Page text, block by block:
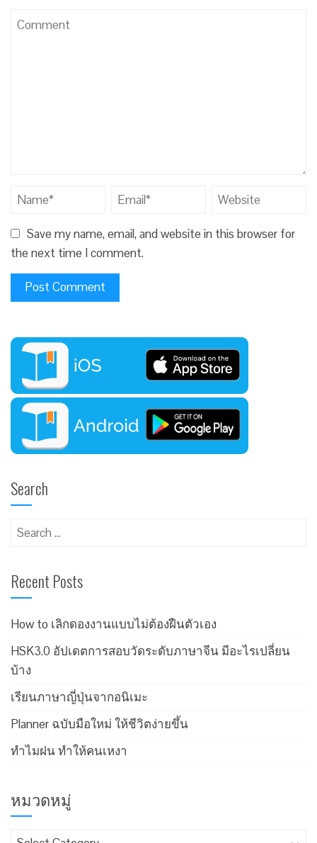
Save my name, email, and website in this browser for
the next time I comment.
Search
Recent Posts
How to เลิกดองงานแบบไม่ต้องฝืนตัวเอง
HSK3.0 อัปเดตการสอบวัดระดับภาษาจีน มีอะไรเปลี่ยน
บ้าง
เรียนภาษาญี่ปุ่นจากอนิเมะ
Planner ฉบับมือใหม่ ให้ชีวิตง่ายขึ้น
ทำไมฝน ทำให้คนเหงา
หมวดหมู่